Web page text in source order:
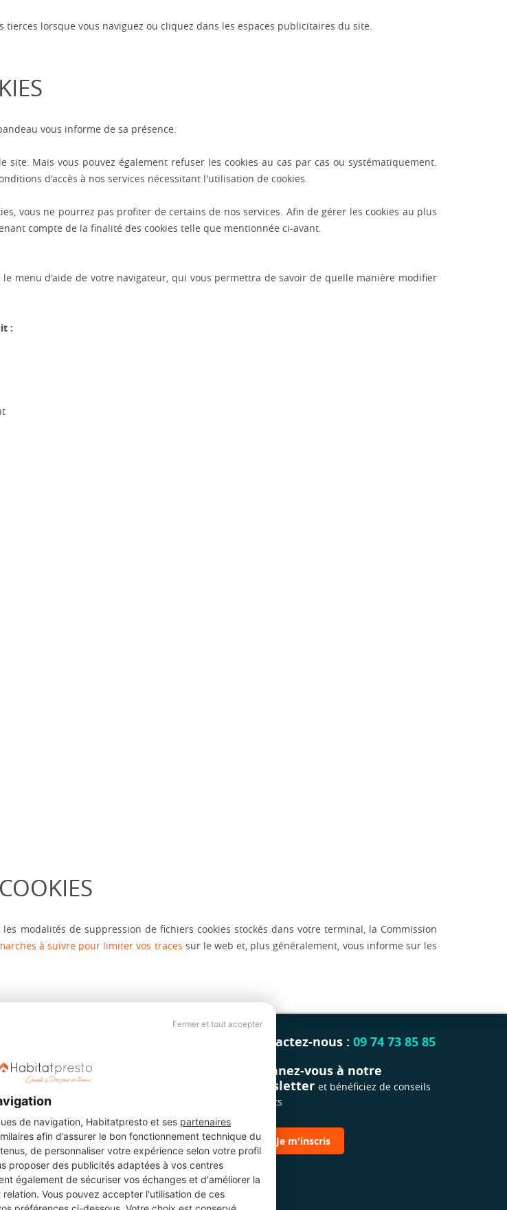
Fermer et tout accepter
de navigation, Habitatpresto et ses partenaires
afin d’assurer le bon fonctionnement technique du
de personnaliser votre expérience selon votre profil
proposer des publicités adaptées à vos centres
également de sécuriser vos échanges et d'améliorer la
Vous pouvez accepter l'utilisation de ces
lorsque vous naviguez ou cliquez dans les espaces publicitaires du site.
vous informe de sa présence.
Mais vous pouvez également refuser les cookies au cas par cas ou systématiquement.
d'accès à nos services nécessitant l'utilisation de cookies.
vous ne pourrez pas profiter de certains de nos services. Afin de gérer les cookies au plus
compte de la finalité des cookies telle que mentionnée ci-avant.
menu d'aide de votre navigateur, qui vous permettra de savoir de quelle manière modifier
:
modalités de suppression de fichiers cookies stockés dans votre terminal, la Commission
à suivre pour limiter vos traces sur le web et, plus généralement, vous informe sur les
Légal
Charte cookies
Contactez-nous : 09 74 73 85 85
Abonnez-vous à notre
newsletter et bénéficiez de conseils
gratuits
Je m'inscris